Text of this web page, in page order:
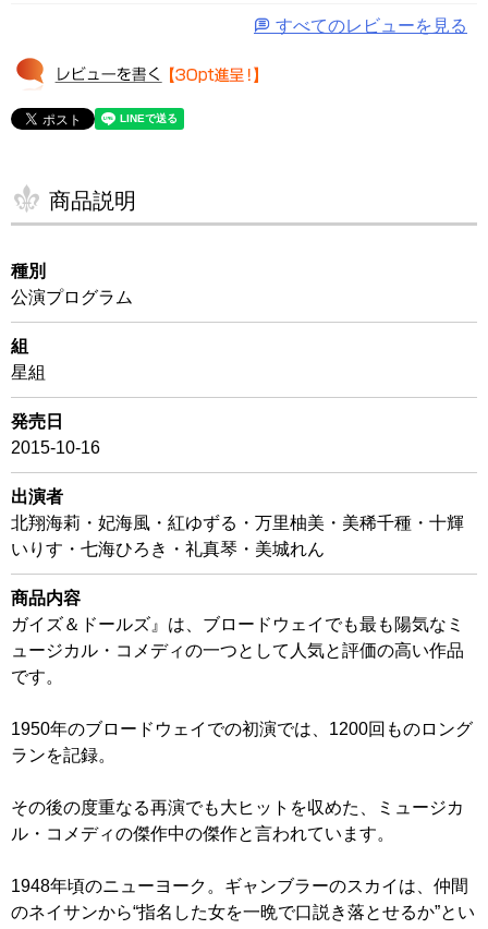
すべてのレビューを見る
商品説明
種別
公演プログラム
組
星組
発売日
2015-10-16
出演者
北翔海莉・妃海風・紅ゆずる・万里柚美・美稀千種・十輝
いりす・七海ひろき・礼真琴・美城れん
商品内容
ガイズ＆ドールズ』は、ブロードウェイでも最も陽気なミ
ュージカル・コメディの一つとして人気と評価の高い作品
です。
1950年のブロードウェイでの初演では、1200回ものロング
ランを記録。
その後の度重なる再演でも大ヒットを収めた、ミュージカ
ル・コメディの傑作中の傑作と言われています。
1948年頃のニューヨーク。ギャンブラーのスカイは、仲間
のネイサンから“指名した女を一晩で口説き落とせるか”とい